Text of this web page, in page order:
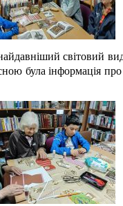
світовий
була інформація